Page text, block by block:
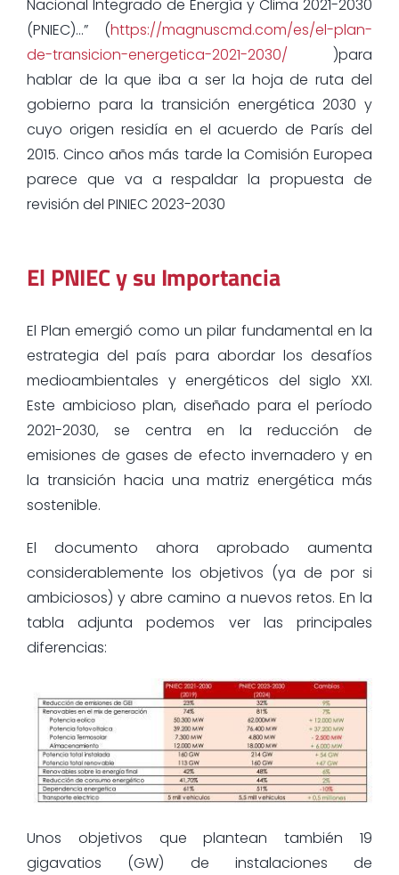
Nacional Integrado de Energía y Clima 2021-2030
(PNIEC)…” (https://magnuscmd.com/es/el-plan-
de-transicion-energetica-2021-2030/ )para
hablar de la que iba a ser la hoja de ruta del
gobierno para la transición energética 2030 y
cuyo origen residía en el acuerdo de París del
2015. Cinco años más tarde la Comisión Europea
parece que va a respaldar la propuesta de
revisión del PINIEC 2023-2030
El PNIEC y su Importancia
El Plan emergió como un pilar fundamental en la
estrategia del país para abordar los desafíos
medioambientales y energéticos del siglo XXI.
Este ambicioso plan, diseñado para el período
2021-2030, se centra en la reducción de
emisiones de gases de efecto invernadero y en
la transición hacia una matriz energética más
sostenible.
El documento ahora aprobado aumenta
considerablemente los objetivos (ya de por si
ambiciosos) y abre camino a nuevos retos. En la
tabla adjunta podemos ver las principales
diferencias:
Unos objetivos que plantean también 19
gigavatios (GW) de instalaciones de